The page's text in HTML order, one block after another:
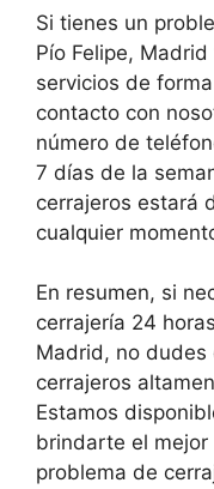
Si tienes un
Pío Felipe,
servicios de
contacto con
número de
7 días de la
cerrajeros estará
cualquier
En resumen, si
cerrajería 24
Madrid, no dudes
cerrajeros
Estamos
brindarte el mejor
problema de